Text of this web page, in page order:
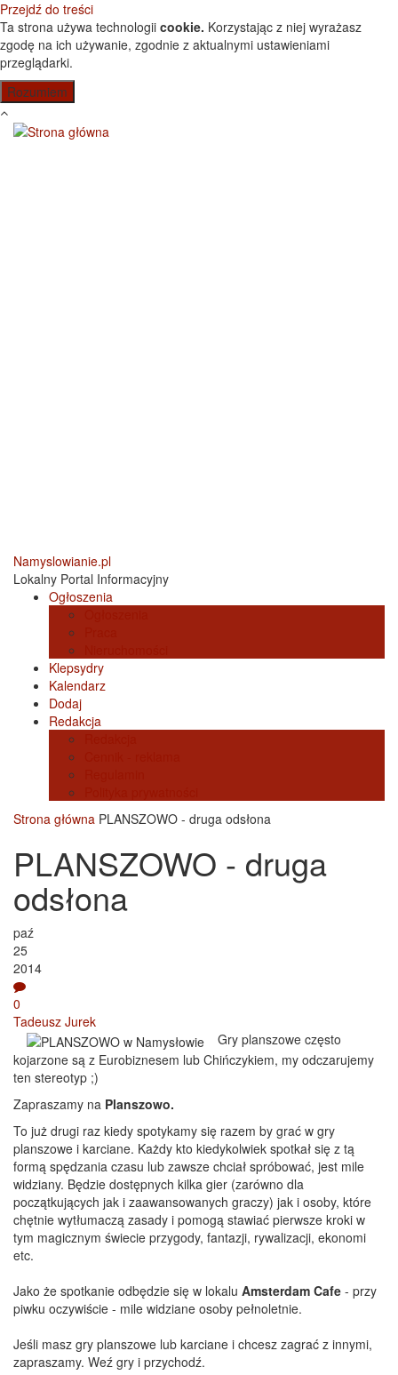
Przejdź do treści
Ta strona używa technologii cookie. Korzystając z niej wyrażasz
zgodę na ich używanie, zgodnie z aktualnymi ustawieniami
przeglądarki.
Namyslowianie.pl
Lokalny Portal Informacyjny
Ogłoszenia
Klepsydry
Kalendarz
Dodaj
Redakcja
Strona główna PLANSZOWO - druga odsłona
PLANSZOWO - druga
odsłona
paź
25
2014
0
Tadeusz Jurek
Gry planszowe często
kojarzone są z Eurobiznesem lub Chińczykiem, my odczarujemy
ten stereotyp ;)
Zapraszamy na Planszowo.
To już drugi raz kiedy spotykamy się razem by grać w gry
planszowe i karciane. Każdy kto kiedykolwiek spotkał się z tą
formą spędzania czasu lub zawsze chciał spróbować, jest mile
widziany. Będzie dostępnych kilka gier (zarówno dla
początkujących jak i zaawansowanych graczy) jak i osoby, które
chętnie wytłumaczą zasady i pomogą stawiać pierwsze kroki w
tym magicznym świecie przygody, fantazji, rywalizacji, ekonomi
etc.
Jako że spotkanie odbędzie się w lokalu Amsterdam Cafe - przy
piwku oczywiście - mile widziane osoby pełnoletnie.
Jeśli masz gry planszowe lub karciane i chcesz zagrać z innymi,
zapraszamy. Weź gry i przychodź.